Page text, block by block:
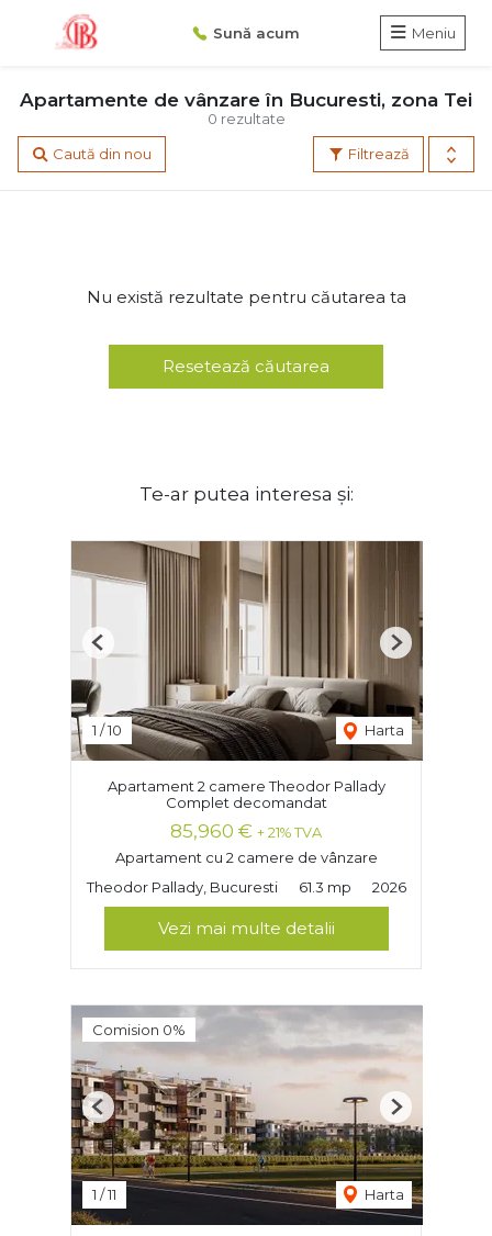
Sună acum Meniu
0 rezultate
Apartamente de vânzare în Bucuresti, zona Tei
Filtrează
Caută din nou
Nu există rezultate pentru căutarea ta
Resetează căutarea
Te-ar putea interesa și:
1 /10 Harta
Previous Next
Apartament 2 camere Theodor Pallady
Complet decomandat
85,960 € + 21% TVA
Apartament cu 2 camere de vânzare
Theodor Pallady, Bucuresti
61.3 mp 2026
Vezi mai multe detalii
Comision 0%
1 /11 Harta
Previous Next